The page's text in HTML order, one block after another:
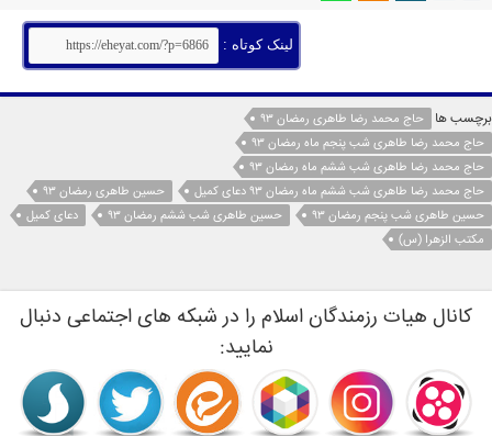
لینک کوتاه :
برچسب ها
حاج محمد رضا طاهری رمضان 93
حاج محمد رضا طاهری شب پنجم ماه رمضان 93
حاج محمد رضا طاهری شب ششم ماه رمضان 93
حاج محمد رضا طاهری شب ششم ماه رمضان 93 دعای کمیل
حسین طاهری رمضان 93
حسین طاهری شب پنجم رمضان 93
حسین طاهری شب ششم رمضان 93
دعای کمیل
مکتب الزهرا (س)
کانال هیات رزمندگان اسلام را در شبکه های اجتماعی دنبال
نمایید: